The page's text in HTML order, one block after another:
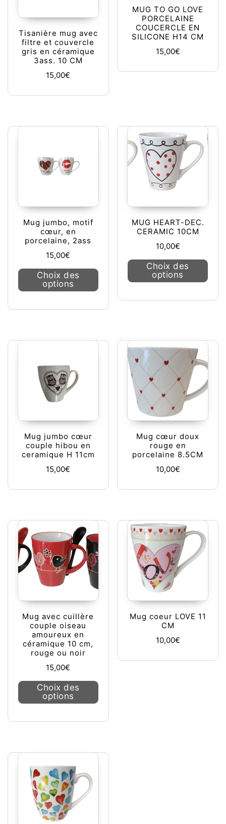
Tisanière mug avec
filtre et couvercle
gris en céramique
3ass. 10 CM
15,00€
MUG TO GO LOVE
PORCELAINE
COUCERCLE EN
SILICONE H14 CM
15,00€
Mug jumbo, motif
cœur, en
porcelaine, 2ass
15,00€
Choix des
options
Ce produit a plusieurs variations.
MUG HEART-DEC.
CERAMIC 10CM
10,00€
Choix des
options
Mug jumbo cœur
couple hibou en
ceramique H 11cm
15,00€
Mug cœur doux
rouge en
porcelaine 8.5CM
10,00€
Mug avec cuillère
couple oiseau
amoureux en
céramique 10 cm,
rouge ou noir
15,00€
Choix des
options
Ce produit a plusieurs variations.
Mug coeur LOVE 11
CM
10,00€